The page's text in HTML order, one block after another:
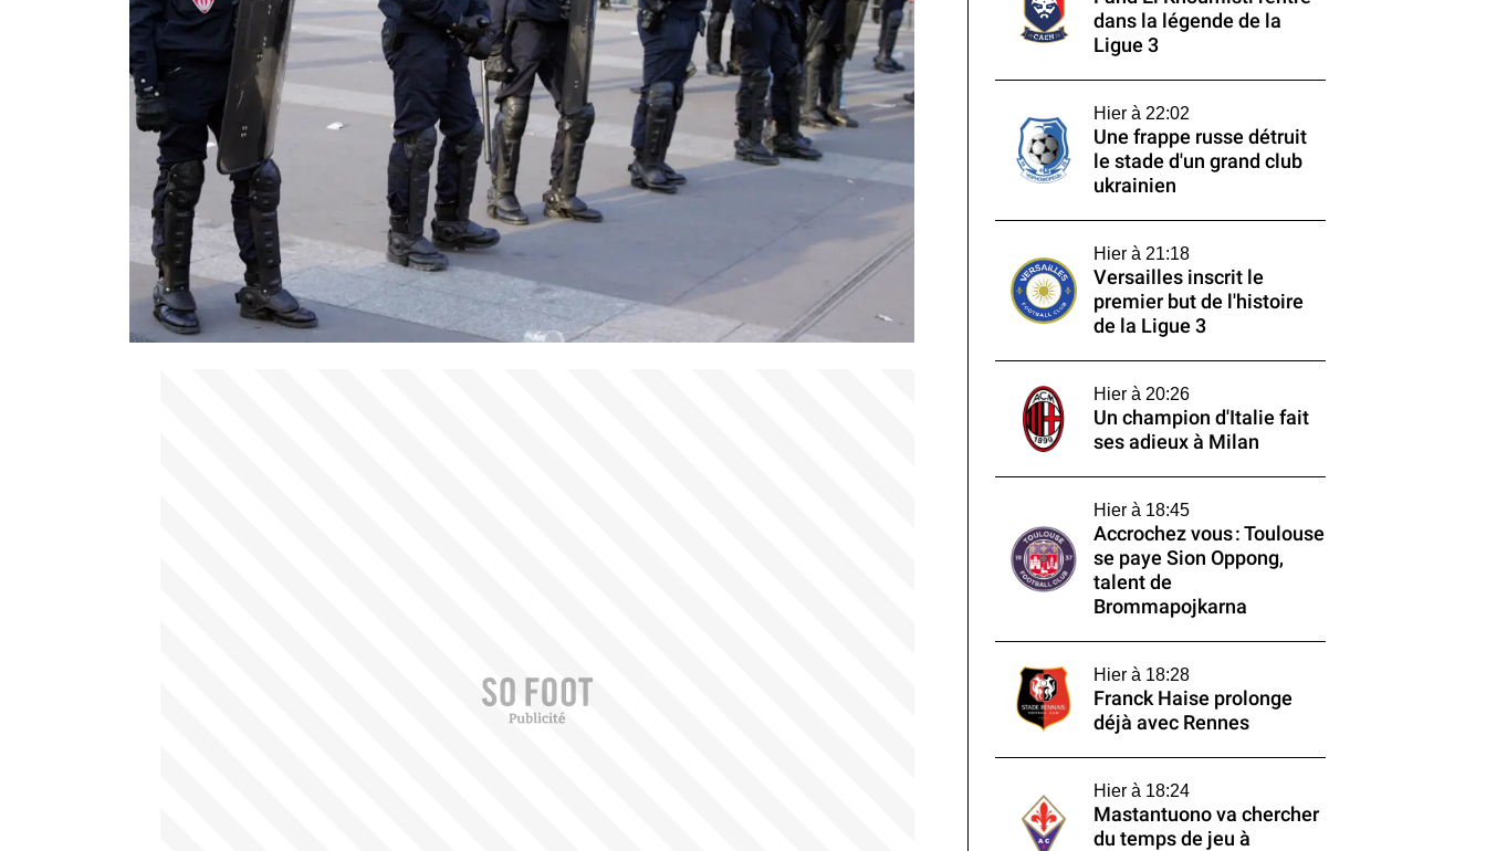
dans la légende de la
Ligue 3
Hier à 22:02
Une frappe russe détruit
le stade d'un grand club
ukrainien
Hier à 21:18
Versailles inscrit le
premier but de l'histoire
de la Ligue 3
Hier à 20:26
Un champion d'Italie fait
ses adieux à Milan
Hier à 18:45
Accrochez vous : Toulouse
se paye Sion Oppong,
talent de
Brommapojkarna
Hier à 18:28
Franck Haise prolonge
déjà avec Rennes
Hier à 18:24
Mastantuono va chercher
du temps de jeu à